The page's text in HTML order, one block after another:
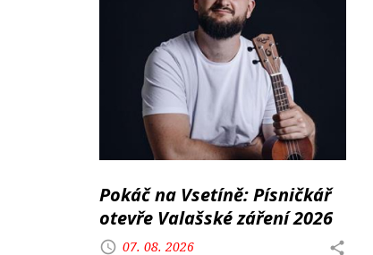
Pokáč na Vsetíně: Písničkář
otevře Valašské záření 2026
07. 08. 2026